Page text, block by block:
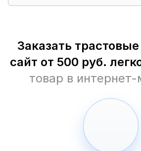
Заказать
сайт от 500 руб.
товар в интернет-